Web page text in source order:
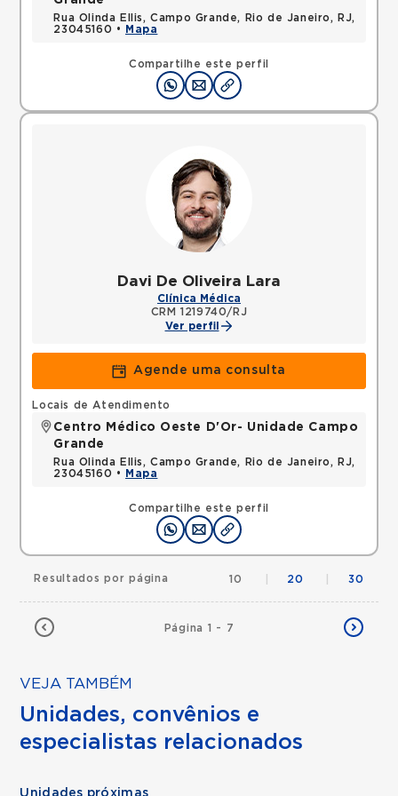
Compartilhe este perfil
Rua Olinda Ellis, Campo Grande, Rio de Janeiro, RJ,
23045160 •
Mapa
Davi De Oliveira Lara
Clínica Médica
CRM 1219740/RJ
Ver perfil
Agende uma consulta
Compartilhe este perfil
Locais de Atendimento
Centro Médico Oeste D'Or- Unidade Campo
Grande
Rua Olinda Ellis, Campo Grande, Rio de Janeiro, RJ,
23045160 •
Mapa
Página 1 - 7
Resultados por página 10 20 30
VEJA TAMBÉM
Unidades, convênios e
especialistas relacionados
Unidades próximas